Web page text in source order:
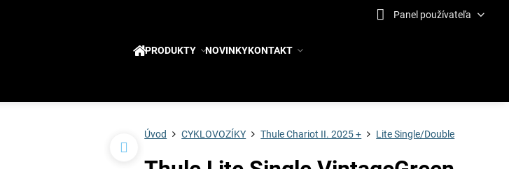
Panel používateľa
PRODUKTY NOVINKYKONTAKT
Úvod CYKLOVOZÍKY Thule Chariot II. 2025 + Lite Single/Double